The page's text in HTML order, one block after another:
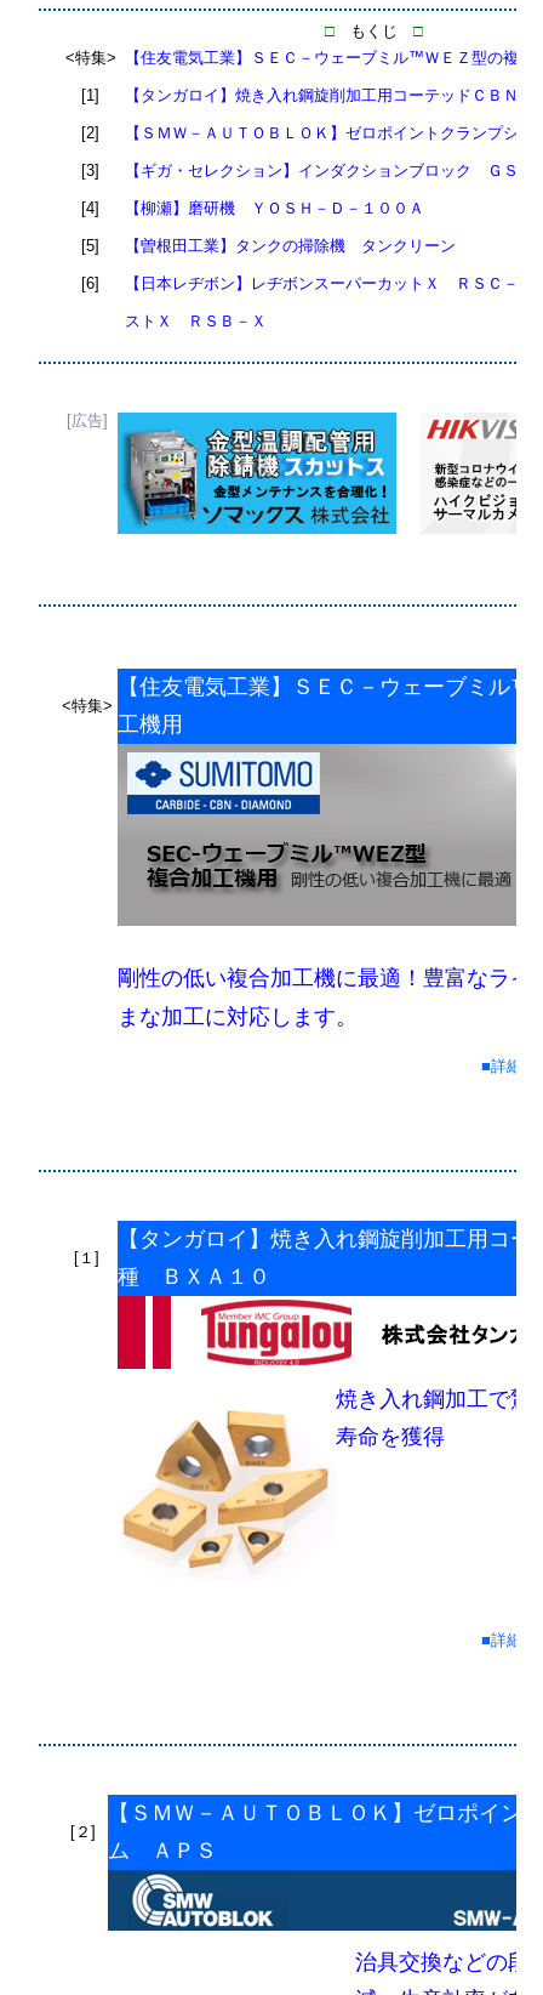
□ もくじ□
<特集>
【住友電気工業】ＳＥＣ－ウェーブミル™ＷＥＺ型の複合
[1] 【タンガロイ】焼き入れ鋼旋削加工用コーテッドＣＢＮ
[2] 【ＳＭＷ－ＡＵＴＯＢＬＯＫ】ゼロポイントクランプシ
[3] 【ギガ・セレクション】インダクションブロック ＧＳＨ
[4] 【柳瀬】磨研機 ＹＯＳＨ－Ｄ－１００Ａ
[5] 【曽根田工業】タンクの掃除機 タンクリーン
[6] 【日本レヂボン】レヂボンスーパーカットＸ ＲＳＣ－Ｘ
ストＸ ＲＳＢ－Ｘ
[広告]
<特集>
【住友電気工業】ＳＥＣ－ウェーブミル™
工機用
剛性の低い複合加工機に最適！豊富なライ
まな加工に対応します。
■詳細情
[１]
【タンガロイ】焼き入れ鋼旋削加工用コー
種 ＢＸＡ１０
焼き入れ鋼加工で驚
寿命を獲得
■詳細情
[２]
【ＳＭＷ－ＡＵＴＯＢＬＯＫ】ゼロポイン
ム ＡＰＳ
治具交換などの段